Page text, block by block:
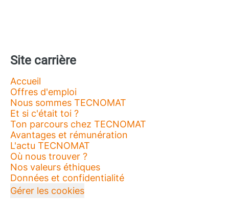
Site carrière
Accueil
Offres d'emploi
Nous sommes TECNOMAT
Et si c'était toi ?
Ton parcours chez TECNOMAT
Avantages et rémunération
L'actu TECNOMAT
Où nous trouver ?
Nos valeurs éthiques
Données et confidentialité
Gérer les cookies